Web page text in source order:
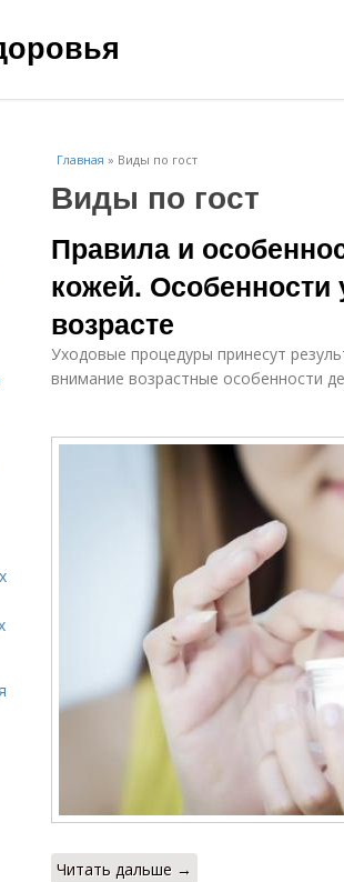
Главная » Виды по гост
Виды по гост
Правила и
кожей. Особенности
возрасте
Уходовые процедуры принесут
внимание возрастные особенности
Читать дальше →